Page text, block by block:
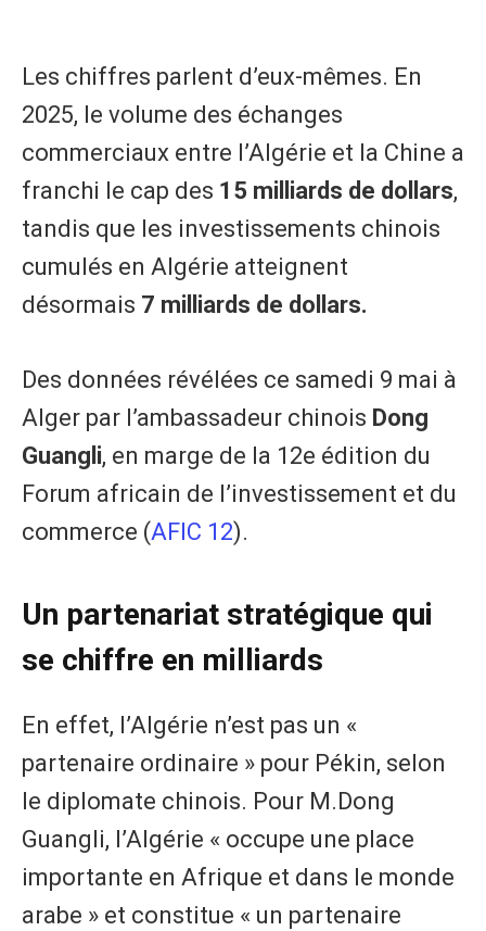
Les chiffres parlent d’eux-mêmes. En
2025, le volume des échanges
commerciaux entre l’Algérie et la Chine a
franchi le cap des 15 milliards de dollars,
tandis que les investissements chinois
cumulés en Algérie atteignent
désormais 7 milliards de dollars.
Des données révélées ce samedi 9 mai à
Alger par l’ambassadeur chinois Dong
Guangli, en marge de la 12e édition du
Forum africain de l’investissement et du
commerce (AFIC 12).
Un partenariat stratégique qui
se chiffre en milliards
En effet, l’Algérie n’est pas un «
partenaire ordinaire » pour Pékin, selon
le diplomate chinois. Pour M.Dong
Guangli, l’Algérie « occupe une place
importante en Afrique et dans le monde
arabe » et constitue « un partenaire